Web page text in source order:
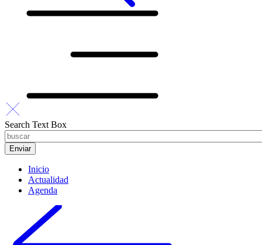
Search Text Box
Inicio
Actualidad
Agenda